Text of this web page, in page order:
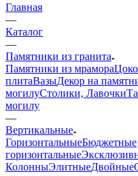
Главная
—
Каталог
—
Памятники из гранита
Памятники из мрамора
плитаВазыДекор на
могилуСтолики, Лавочки
могилу
—
Вертикальные
ГоризонтальныеБюджетные
горизонтальные
КолонныЭлитныеДвойные